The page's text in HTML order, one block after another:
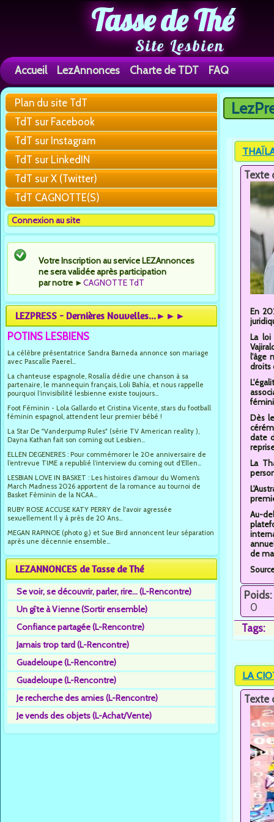
Tasse de Thé
Site Lesbien
Accueil LezAnnonces Charte de TDT FAQ
Plan du site TdT
TdT sur Facebook
TdT sur Instagram
TdT sur LinkedIN
TdT sur X (Twitter)
TdT CAGNOTTE(S)
Connexion au site
Votre Inscription au service LEZAnnonces
ne sera validée après participation
par notre ►CAGNOTTE TdT
LEZPRESS - Dernières Nouvelles...►►►
POTINS LESBIENS
La célèbre présentatrice Sandra Barneda annonce son mariage
avec Pascalle Paerel...
La chanteuse espagnole, Rosalía dédie une chanson à sa
partenaire, le mannequin français, Loli Bahía, et nous rappelle
pourquoi l’invisibilité lesbienne existe toujours...
Foot Féminin - Lola Gallardo et Cristina Vicente, stars du football
féminin espagnol, attendent leur premier bébé !
La Star De "Vanderpump Rules" (série TV American reality ),
Dayna Kathan fait son coming out Lesbien...
ELLEN DEGENERES : Pour commémorer le 20e anniversaire de
l’entrevue TIME a republié l’interview du coming out d’Ellen...
LESBIAN LOVE IN BASKET : Les histoires d’amour du Women’s
March Madness 2026 apportent de la romance au tournoi de
Basket Féminin de la NCAA...
RUBY ROSE ACCUSE KATY PERRY de l'avoir agressée
sexuellement Il y à près de 20 Ans...
MEGAN RAPINOE (photo g.) et Sue Bird annoncent leur séparation
après une décennie ensemble...
LEZANNONCES de Tasse de Thé
Se voir, se découvrir, parler, rire... (L-Rencontre)
Un gîte à Vienne (Sortir ensemble)
Confiance partagée (L-Rencontre)
Jamais trop tard (L-Rencontre)
Guadeloupe (L-Rencontre)
Guadeloupe (L-Rencontre)
Je recherche des amies (L-Rencontre)
Je vends des objets (L-Achat/Vente)
Vous
Texte
En
La loi
l'âge
droits
Dès
date
La
Au-
de
Poids:
0
Tags:
LA
Texte